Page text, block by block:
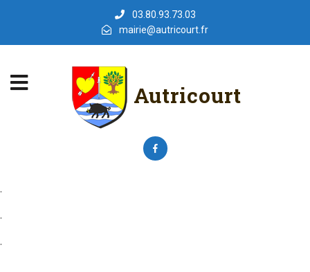
03.80.93.73.03
mairie@autricourt.fr
Autricourt
.
.
.